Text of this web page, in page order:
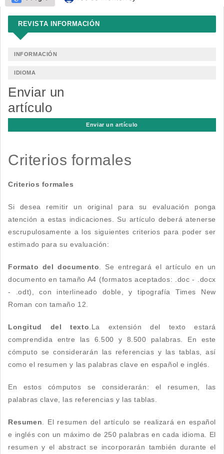
REVISTA INFORMACIÓN
INFORMACIÓN
IDIOMA
Enviar un
artículo
Enviar un artículo
Criterios formales
Criterios formales
Si desea remitir un original para su evaluación ponga
atención a estas indicaciones. Su artículo deberá atenerse
escrupulosamente a los siguientes criterios para poder ser
estimado para su evaluación:
Formato del documento . Se entregará el artículo en un
documento en tamaño A4 (formatos aceptados: .doc - .docx
- .odt), con interlineado doble, y tipografía Times New
Roman con tamaño 12.
Longitud del texto .La extensión del texto estará
comprendida entre las 6.500 y 8.500 palabras. En este
cómputo se considerarán las referencias y las tablas, así
como el resumen y las palabras clave en español e inglés.
En estos cómputos se considerarán: el resumen, las
palabras clave, las referencias y las tablas.
Resumen . El resumen del artículo se realizará en español
e inglés con un máximo de 250 palabras en cada idioma. El
resumen y el abstract se incorporarán también durante el